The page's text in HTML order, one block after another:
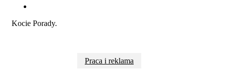
Kocie Porady.
Praca i reklama